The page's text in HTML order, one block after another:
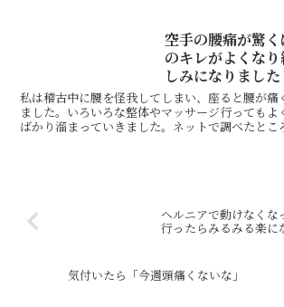
空手の腰痛が驚
のキレがよくな
しみになりました
私は稽古中に腰を怪我してしまい、座ると腰が痛
ました。いろいろな整体やマッサージ行ってもよ
ばかり溜まっていきました。ネットで調べたとこ
ヘルニアで動けなくな
行ったらみるみる楽に
気付いたら「今週頭痛くないな」